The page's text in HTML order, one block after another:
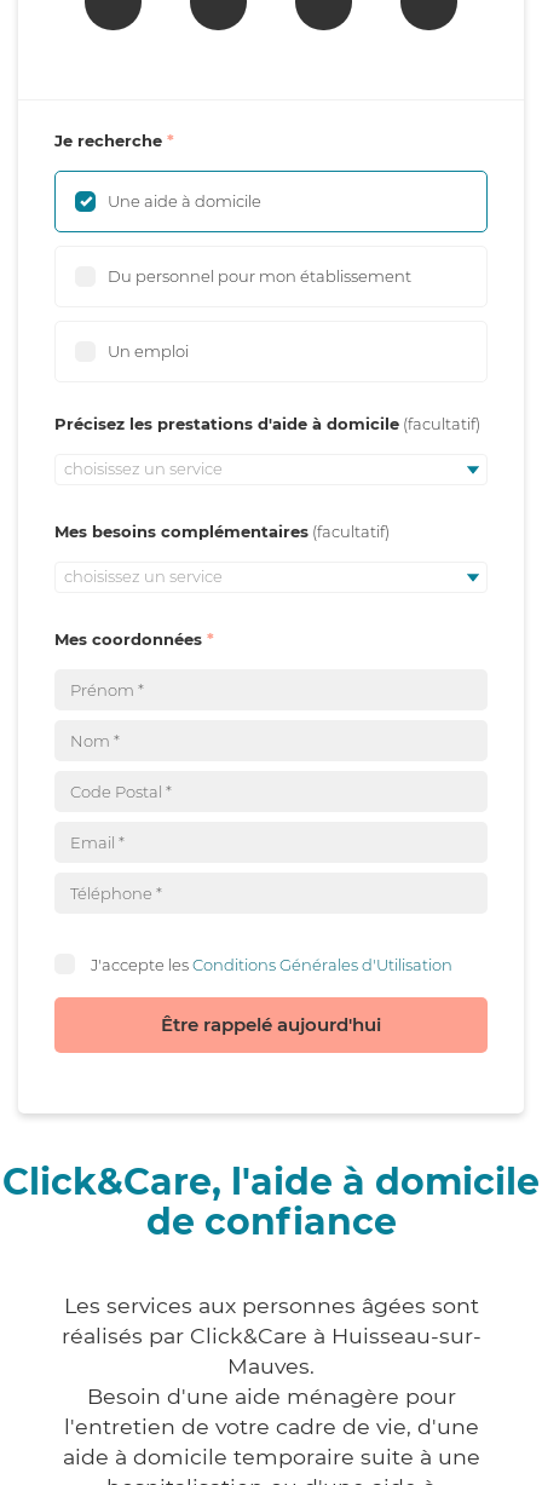
Je recherche
Une aide à domicile
Du personnel pour mon établissement
Un emploi
Précisez les prestations d'aide à domicile
choisissez un service
Mes besoins complémentaires
choisissez un service
Mes coordonnées
J'accepte lesConditions Générales d'Utilisation
Être rappelé aujourd'hui
Click&Care, l'aide à domicile
de confiance
Les services aux personnes âgées sont
réalisés par Click&Care à Huisseau-sur-
Mauves.
Besoin d'une aide ménagère pour
l'entretien de votre cadre de vie, d'une
aide à domicile temporaire suite à une